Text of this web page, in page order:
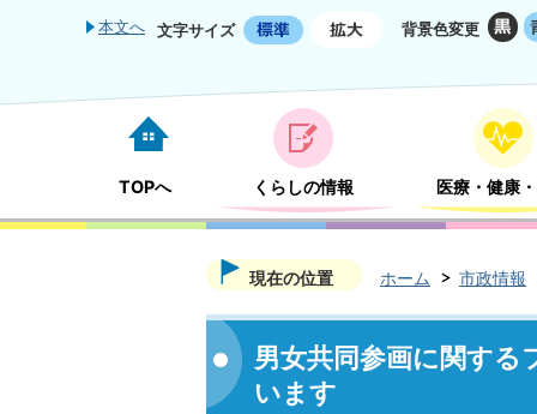
本文へ 文字サイズ 背景色変更
TOPへ くらしの情報 医療・健康
現在の位置 ホーム 市政情報
男女共同参画に関する
います